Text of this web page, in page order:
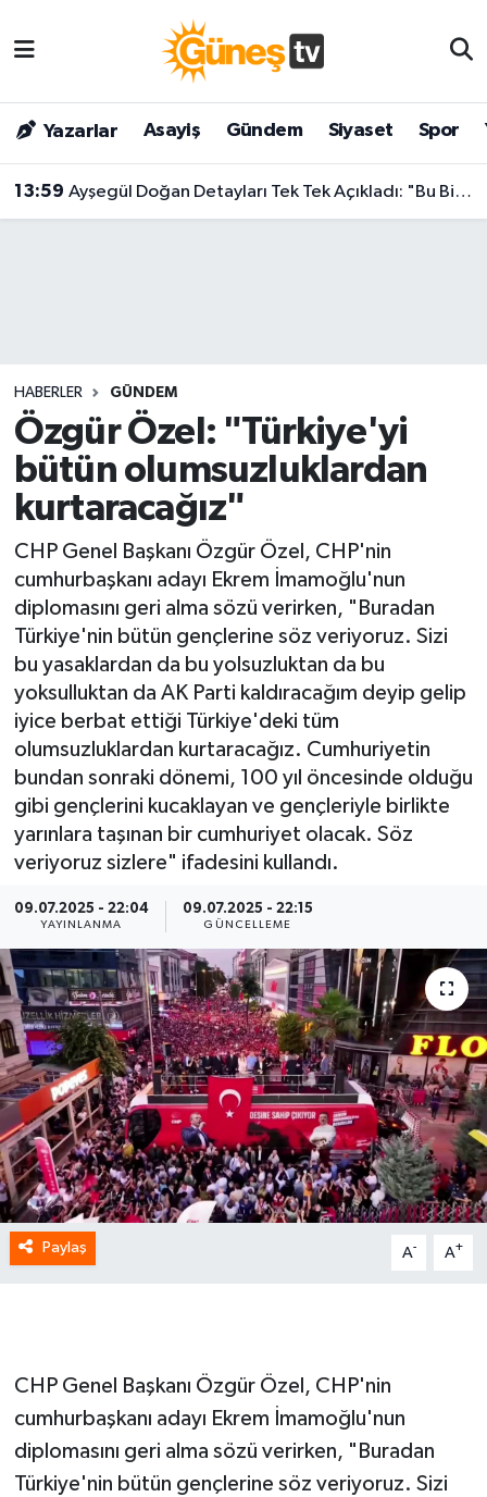
Yazarlar Asayiş Gündem Siyaset Spor
13:59 Ayşegül Doğan Detayları Tek Tek Açıkladı: "Bu Bir Özel Geçiş Hukuku Yasasıdır!"
HABERLER GÜNDEM
Özgür Özel: "Türkiye'yi
bütün olumsuzluklardan
kurtaracağız"
CHP Genel Başkanı Özgür Özel, CHP'nin
cumhurbaşkanı adayı Ekrem İmamoğlu'nun
diplomasını geri alma sözü verirken, "Buradan
Türkiye'nin bütün gençlerine söz veriyoruz. Sizi
bu yasaklardan da bu yolsuzluktan da bu
yoksulluktan da AK Parti kaldıracağım deyip gelip
iyice berbat ettiği Türkiye'deki tüm
olumsuzluklardan kurtaracağız. Cumhuriyetin
bundan sonraki dönemi, 100 yıl öncesinde olduğu
gibi gençlerini kucaklayan ve gençleriyle birlikte
yarınlara taşınan bir cumhuriyet olacak. Söz
veriyoruz sizlere" ifadesini kullandı.
09.07.2025 - 22:04
YAYINLANMA
09.07.2025 - 22:15
GÜNCELLEME
Paylaş A- A+
CHP Genel Başkanı Özgür Özel, CHP'nin
cumhurbaşkanı adayı Ekrem İmamoğlu'nun
diplomasını geri alma sözü verirken, "Buradan
Türkiye'nin bütün gençlerine söz veriyoruz. Sizi
Bilim & Teknoloji
Dünya
Magazin
Siyaset
Spor
Yaşam
Malatya Nöbetçi Eczaneler
Malatya Hava Durumu
Malatya Namaz Vakitleri
Son Dakika Haberleri
Haber Arşivi